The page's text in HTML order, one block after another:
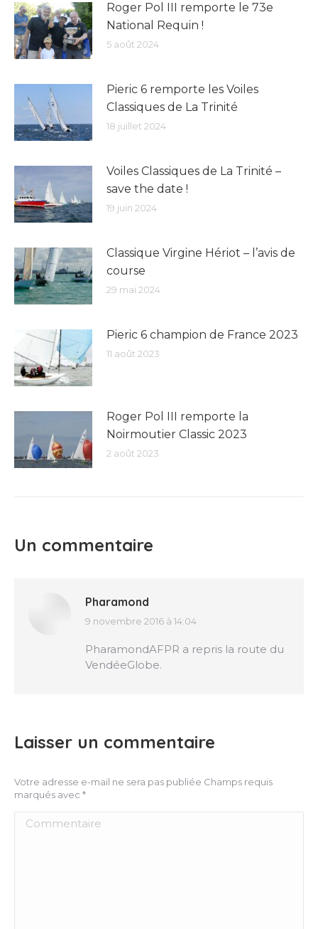
Roger Pol III remporte le 73e
National Requin !
5 août 2024
Pieric 6 remporte les Voiles
Classiques de La Trinité
18 juillet 2024
Voiles Classiques de La Trinité –
save the date !
19 juin 2024
Classique Virgine Hériot – l’avis de
course
29 mai 2024
Pieric 6 champion de France 2023
11 août 2023
Roger Pol III remporte la
Noirmoutier Classic 2023
2 août 2023
Un commentaire
Pharamond
dit
9 novembre 2016 à 14:04
PharamondAFPR a repris la route du
VendéeGlobe.
Laisser un commentaire
Votre adresse e-mail ne sera pas publiée Champs requis
marqués avec *
Commentaire